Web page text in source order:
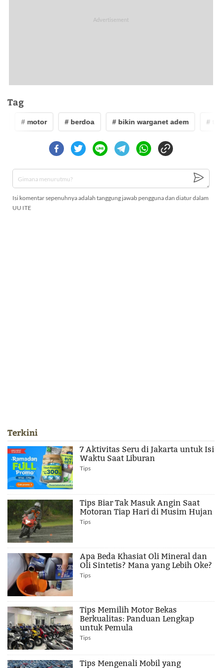
Tag
# motor # berdoa # bikin warganet adem #
Isi komentar sepenuhnya adalah tanggung jawab pengguna dan diatur dalam
UU ITE
Terkini
7 Aktivitas Seru di Jakarta untuk Isi
Waktu Saat Liburan
Tips
Tips Biar Tak Masuk Angin Saat
Motoran Tiap Hari di Musim Hujan
Tips
Apa Beda Khasiat Oli Mineral dan
Oli Sintetis? Mana yang Lebih Oke?
Tips
Tips Memilih Motor Bekas
Berkualitas: Panduan Lengkap
untuk Pemula
Tips
Tips Mengenali Mobil yang